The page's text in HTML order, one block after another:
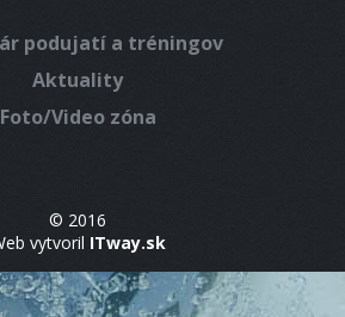
podujatí a tréningov
Aktuality
Foto/Video zóna
© 2016
vytvoril ITway.sk